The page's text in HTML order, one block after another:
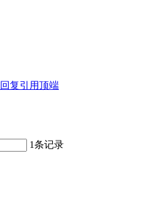
回复引用顶端
1条记录